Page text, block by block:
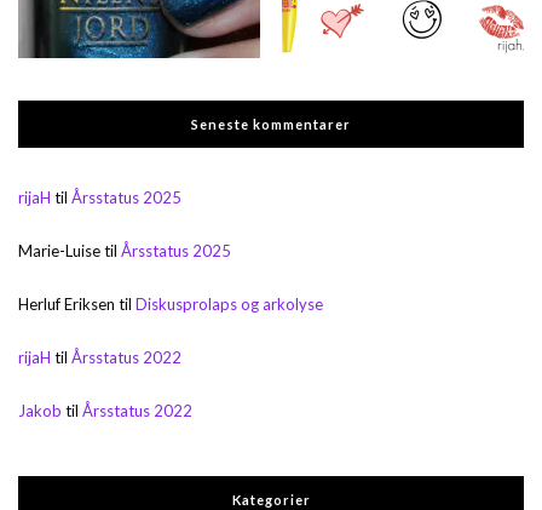
Seneste kommentarer
rijaH til Årsstatus 2025
Marie-Luisetil Årsstatus 2025
Herluf Eriksen til Diskusprolaps og arkolyse
rijaH til Årsstatus 2022
Jakob til Årsstatus 2022
Kategorier